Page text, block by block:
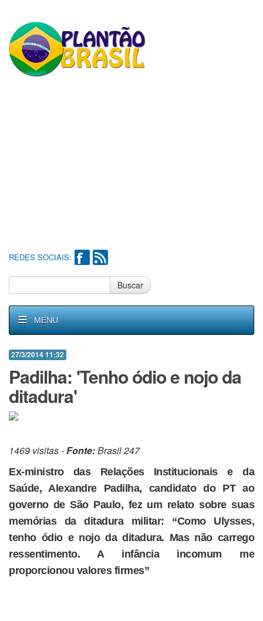
REDES SOCIAIS:
Buscar
MENU
27/3/2014 11:32
Padilha: 'Tenho ódio e nojo da
ditadura'
1469 visitas -Fonte:Brasil 247
Ex-ministro das Relações Institucionais e da
Saúde, Alexandre Padilha, candidato do PT ao
governo de São Paulo, fez um relato sobre suas
memórias da ditadura militar: “Como Ulysses,
tenho ódio e nojo da ditadura. Mas não carrego
ressentimento. A infância incomum me
proporcionou valores firmes”